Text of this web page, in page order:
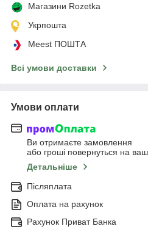
Магазини Rozetka
Укрпошта
Meest ПОШТА
Всі умови доставки
Умови оплати
Ви отримаєте замовлення
або гроші повернуться на
Детальніше
Післяплата
Оплата на рахунок
Рахунок Приват Банка